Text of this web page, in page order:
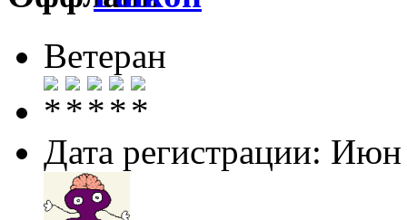
Ветеран
Дата регистрации: